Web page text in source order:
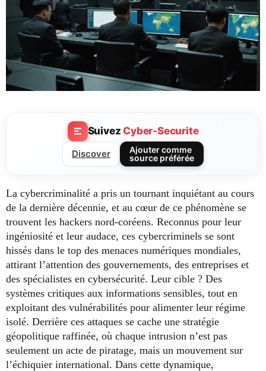
SuivezCyber-Securite
Discover
Ajouter comme
source préférée
La cybercriminalité a pris un tournant inquiétant au cours
de la dernière décennie, et au cœur de ce phénomène se
trouvent les hackers nord-coréens. Reconnus pour leur
ingéniosité et leur audace, ces cybercriminels se sont
hissés dans le top des menaces numériques mondiales,
attirant l’attention des gouvernements, des entreprises et
des spécialistes en cybersécurité. Leur cible ? Des
systèmes critiques aux informations sensibles, tout en
exploitant des vulnérabilités pour alimenter leur régime
isolé. Derrière ces attaques se cache une stratégie
géopolitique raffinée, où chaque intrusion n’est pas
seulement un acte de piratage, mais un mouvement sur
l’échiquier international. Dans cette dynamique,